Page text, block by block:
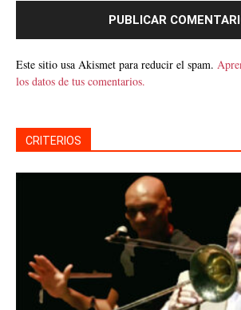
Este sitio usa Akismet para reducir el spam.
los datos de tus comentarios.
CRITERIOS